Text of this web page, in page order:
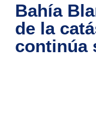
Bahía
de la
continúa